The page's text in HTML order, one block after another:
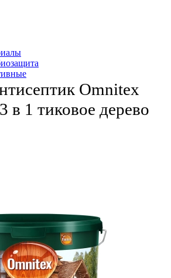
Omnitex
в 1 тиковое дерево